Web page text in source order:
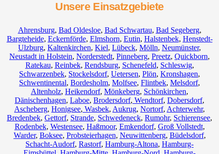
Unsere Einsatzgebiete
Ahrensburg, Bad Oldesloe, Bad Schwartau, Bad Segeberg,
Bargteheide, Eckernförde, Elmshorn, Eutin, Halstenbek, Henstedt-
Ulzburg, Kaltenkirchen, Kiel, Lübeck, Mölln, Neumünster,
Neustadt in Holstein, Norderstedt, Pinneberg, Preetz, Quickborn,
Ratekau, Reinbek, Rendsburg, Schenefeld, Schleswig,
Schwarzenbek, Stockelsdorf, Uetersen, Plön, Kronshagen,
Schwentinental, Bordesholm, Molfsee, Flintbek, Melsdorf,
Altenholz, Heikendorf, Mönkeberg, Schönkirchen,
Dänischenhagen, Laboe, Brodersdorf, Wendtorf, Dobersdorf,
Ascheberg, Honigsee, Wasbek, Aukrug, Nortorf, Achterwehr,
Bredenbek, Gettorf, Strande, Schwedeneck, Rumohr, Schierensee,
Rodenbek, Westensee, Haßmoor, Emkendorf, Groß Vollstedt,
Warder, Boksee, Probsteierhagen, Neuwittenberg, Büdelsdorf,
Schacht-Audorf, Rastorf, Hamburg-Altona, Hamburg-